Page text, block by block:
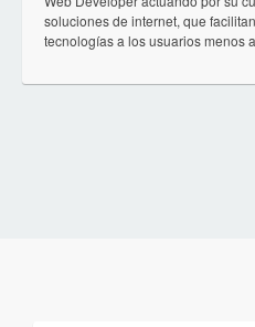
soluciones de internet, que
tecnologías a los usuarios menos